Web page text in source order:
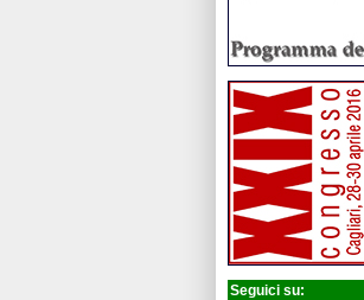
Seguici su: